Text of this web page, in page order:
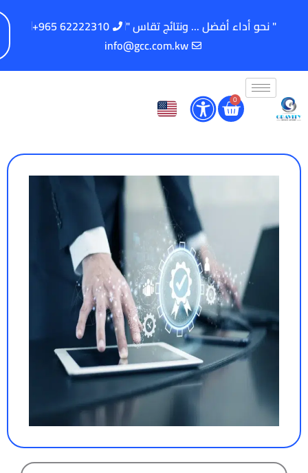
" نحو أداء أفضل ... ونتائج تقاس "
62222310 965+
info@gcc.com.kw
0